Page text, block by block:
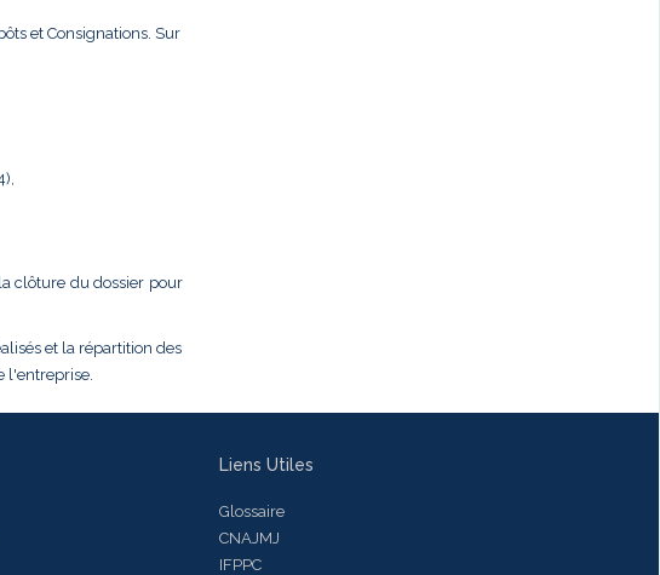
et Consignations. Sur
clôture du dossier pour
et la répartition des
l'entreprise.
Liens Utiles
Glossaire
CNAJMJ
IFPPC